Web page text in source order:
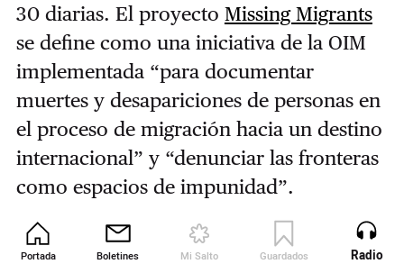
Portada Boletines Mi Salto Guardados Revista
30 diarias. El proyecto Missing Migrants
se define como una iniciativa de la OIM
implementada “para documentar
muertes y desapariciones de personas en
el proceso de migración hacia un destino
internacional” y “denunciar las fronteras
como espacios de impunidad”.
Desde que inició su actividad
Radio